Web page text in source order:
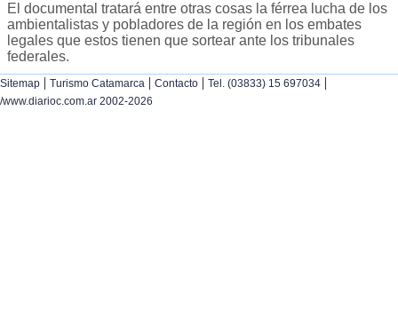
El documental tratará entre otras cosas la férrea lucha de los
ambientalistas y pobladores de la región en los embates
legales que estos tienen que sortear ante los tribunales
federales.
Sitemap | Turismo Catamarca | Contacto | Tel. (03833) 15 697034 |
/www.diarioc.com.ar 2002-2026